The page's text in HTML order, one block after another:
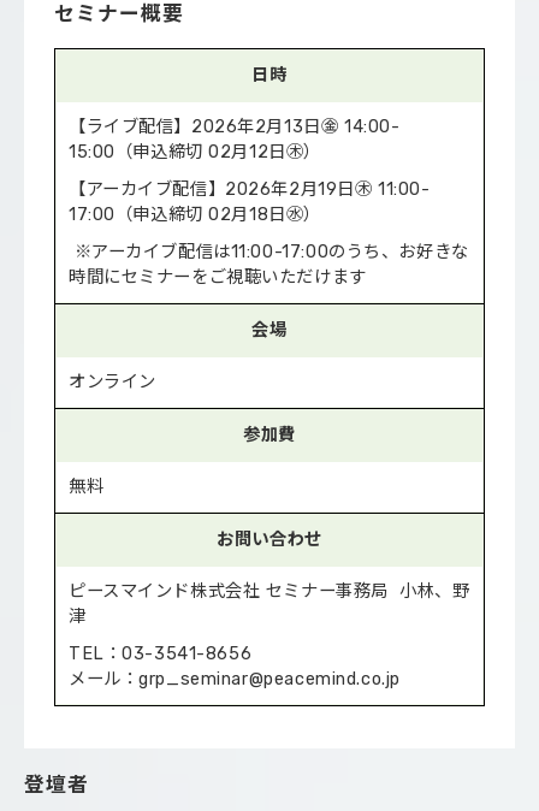
セミナー概要
日時
【ライブ配信】2026年2月13日㊎ 14:00-
15:00（申込締切 02月12日㊍）
【アーカイブ配信】2026年2月19日㊍ 11:00-
17:00（申込締切 02月18日㊌）
※アーカイブ配信は11:00-17:00のうち、お好きな
時間にセミナーをご視聴いただけます
会場
オンライン
参加費
無料
お問い合わせ
ピースマインド株式会社 セミナー事務局 小林、野
津
TEL：03-3541-8656
メール：grp_seminar@peacemind.co.jp
登壇者